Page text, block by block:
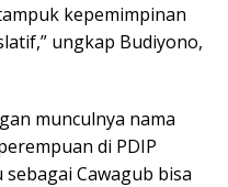
kepemimpinan
ungkap Budiyono,
munculnya nama
di PDIP
Cawagub bisa